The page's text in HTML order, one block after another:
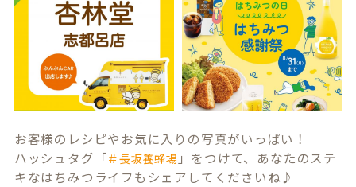
お客様のレシピやお気に入りの写真がいっぱい！
ハッシュタグ「＃長坂養蜂場 」をつけて、あなたのステ
キなはちみつライフもシェアしてくださいね♪